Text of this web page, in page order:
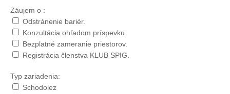
Záujem o :
Odstránenie bariér.
Konzultácia ohľadom príspevku.
Bezplatné zameranie priestorov.
Registrácia členstva KLUB SPIG.
Typ zariadenia:
Schodolez